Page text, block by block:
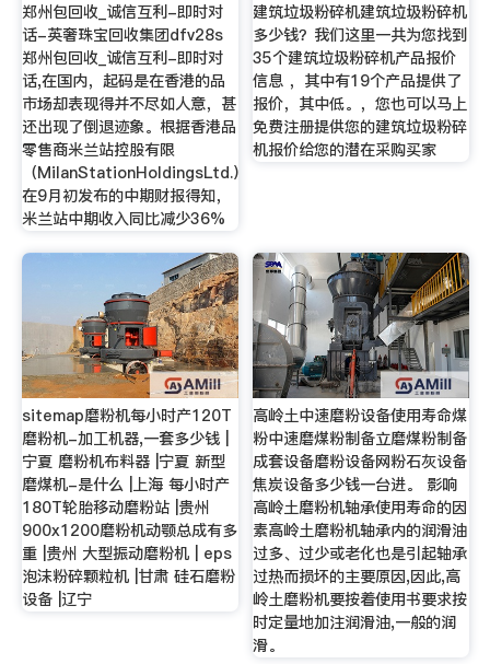
郑州包回收_诚信互利-即时对
话-英奢珠宝回收集团dfv28s
郑州包回收_诚信互利-即时对
话,在国内，起码是在香港的品
市场却表现得并不尽如人意，甚
还出现了倒退迹象。根据香港品
零售商米兰站控股有限
（MilanStationHoldingsLtd.）
在9月初发布的中期财报得知，
米兰站中期收入同比减少36%
建筑垃圾粉碎机建筑垃圾粉碎机
多少钱？我们这里一共为您找到
35个建筑垃圾粉碎机产品报价
信息 ，其中有19个产品提供了
报价，其中低。，您也可以马上
免费注册提供您的建筑垃圾粉碎
机报价给您的潜在采购买家
sitemap磨粉机每小时产120T
磨粉机-加工机器,一套多少钱 |
宁夏 磨粉机布料器 |宁夏 新型
磨煤机-是什么 |上海 每小时产
180T轮胎移动磨粉站 |贵州
900x1200磨粉机动颚总成有多
重 |贵州 大型振动磨粉机 | eps
泡沫粉碎颗粒机 |甘肃 硅石磨粉
设备 |辽宁
高岭土中速磨粉设备使用寿命煤
粉中速磨煤粉制备立磨煤粉制备
成套设备磨粉设备网粉石灰设备
焦炭设备多少钱一台进。 影响
高岭土磨粉机轴承使用寿命的因
素高岭土磨粉机轴承内的润滑油
过多、过少或老化也是引起轴承
过热而损坏的主要原因,因此,高
岭土磨粉机要按着使用书要求按
时定量地加注润滑油,一般的润
滑。